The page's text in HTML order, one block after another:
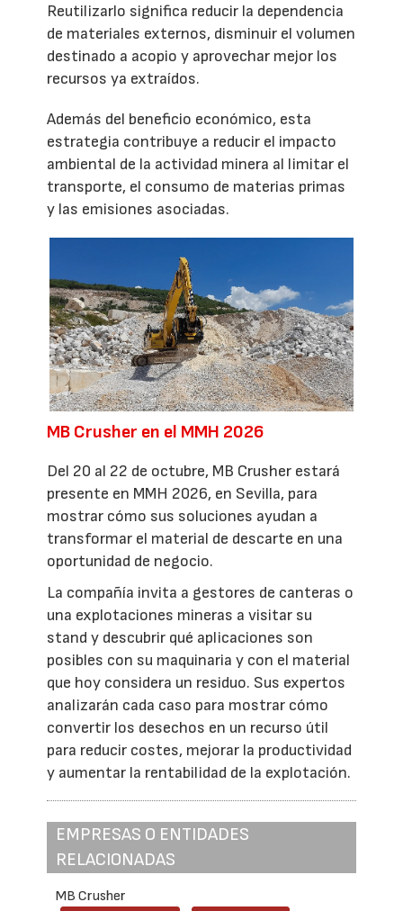
Reutilizarlo significa reducir la dependencia
de materiales externos, disminuir el volumen
destinado a acopio y aprovechar mejor los
recursos ya extraídos.
Además del beneficio económico, esta
estrategia contribuye a reducir el impacto
ambiental de la actividad minera al limitar el
transporte, el consumo de materias primas
y las emisiones asociadas.
MB Crusher en el MMH 2026
Del 20 al 22 de octubre, MB Crusher estará
presente en MMH 2026, en Sevilla, para
mostrar cómo sus soluciones ayudan a
transformar el material de descarte en una
oportunidad de negocio.
La compañía invita a gestores de canteras o
una explotaciones mineras a visitar su
stand y descubrir qué aplicaciones son
posibles con su maquinaria y con el material
que hoy considera un residuo. Sus expertos
analizarán cada caso para mostrar cómo
convertir los desechos en un recurso útil
para reducir costes, mejorar la productividad
y aumentar la rentabilidad de la explotación.
EMPRESAS O ENTIDADES
RELACIONADAS
MB Crusher